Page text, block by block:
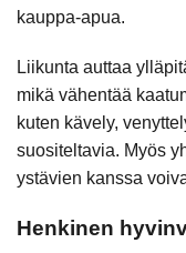
kauppa-apua.
Liikunta auttaa
mikä vähentää
kuten kävely,
suositeltavia. Myös
ystävien kanssa
Henkinen